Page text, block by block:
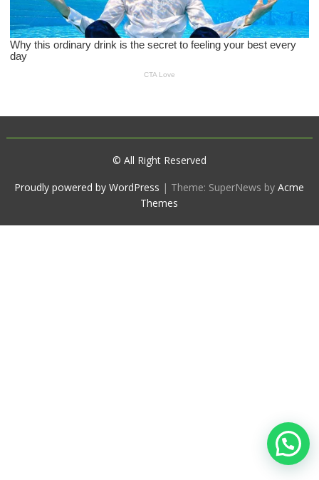
© All Right Reserved
Proudly powered by WordPress | Theme: SuperNews byAcme
Themes